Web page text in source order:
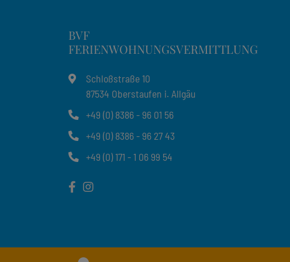
BVF
FERIENWOHNUNGSVERMITTLUNG
Schloßstraße 10
87534 Oberstaufen i. Allgäu
+49 (0) 8386 - 96 01 56
+49 (0) 8386 - 96 27 43
+49 (0) 171 - 1 06 99 54